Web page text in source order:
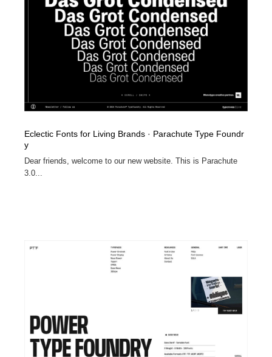
Eclectic Fonts for Living Brands · Parachute Type Foundr
y
Dear friends, welcome to our new website. This is Parachute
3.0...